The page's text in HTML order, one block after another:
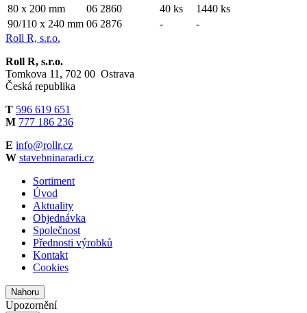
80 x 200 mm
06 2860 40 ks
1440 ks
90/110 x 240 mm 06 2876 -
-
Roll R, s.r.o.
Roll R, s.r.o.
Tomkova 11, 702 00 Ostrava
Česká republika
T 596 619 651
M 777 186 236
E info@rollr.cz
W stavebninaradi.cz
Sortiment
Úvod
Aktuality
Objednávka
Společnost
Přednosti výrobků
Kontakt
Cookies
Nahoru
Upozornění